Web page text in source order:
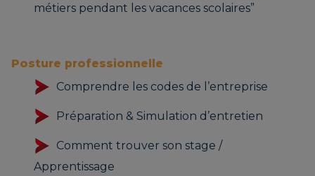
métiers pendant les vacances scolaires”
Posture professionnelle
Comprendre les codes de l’entreprise
Préparation & Simulation d’entretien
Comment trouver son stage /
Apprentissage